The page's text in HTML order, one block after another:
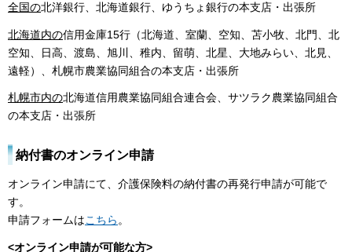
全国の北洋銀行、北海道銀行、ゆうちょ銀行の本支店・出張所
北海道内の信用金庫15行（北海道、室蘭、空知、苫小牧、北門、北
空知、日高、渡島、旭川、稚内、留萌、北星、大地みらい、北見、
遠軽）、札幌市農業協同組合の本支店・出張所
札幌市内の北海道信用農業協同組合連合会、サツラク農業協同組合
の本支店・出張所
納付書のオンライン申請
オンライン申請にて、介護保険料の納付書の再発行申請が可能で
す。
申請フォームはこちら 。
<オンライン申請が可能な方>